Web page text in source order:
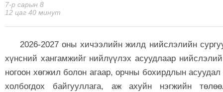
7-р сарын 8
12 цаг 40 минут
2026-2027 оны хичээлийн жилд нийслэлийн
хүнсний хангамжийг нийлүүлэх асуудлаар
ногоон хөгжил болон агаар, орчны бохирдлын
холбогдох байгууллага, аж ахуйн нэгжийн